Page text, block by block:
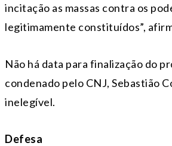
incitação as massas contra os
legitimamente constituídos”,
Não há data para finalização do
condenado pelo CNJ, Sebastião
inelegível.
Defesa